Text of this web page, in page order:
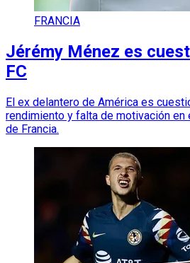
FRANCIA
Jérémy Ménez es
FC
El ex delantero de América es
rendimiento y falta de motivación en
de Francia.